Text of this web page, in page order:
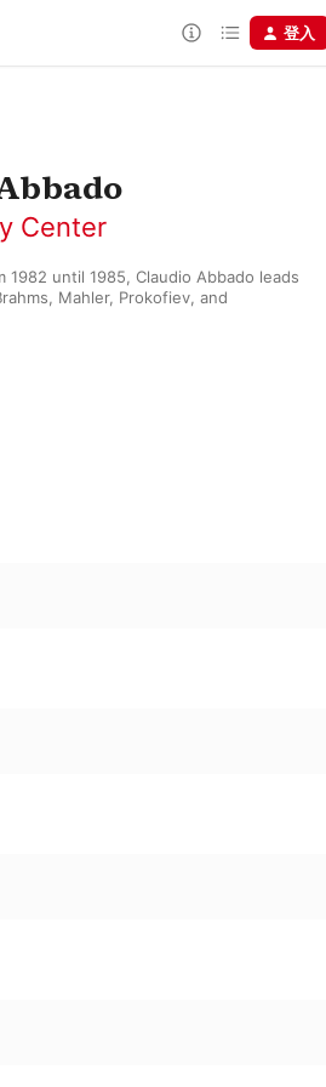
登入
Center
until 1985, Claudio Abbado leads
Mahler, Prokofiev, and